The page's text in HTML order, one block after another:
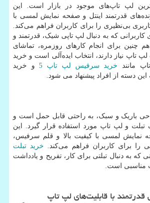
لپ تاپ‌های موجود در بازار است. این
قدرتمند اینتل و صفحه نمایش لمسی با
بی‌نظیری را برای کاربران فراهم می‌کند.
که به دنبال لپ تاپی شیک، قدرتمند و
چنین برای انجام کارهای روزمره، تماشای
تاپ نیاز دارند، انتخاب ایده‌آلی است و خرید
مانند خرید سرفیس لپ تاپ 5
و خرید
باریک و سبک، به راحتی قابل حمل است و
تبلت و لپ تاپ مورد استفاده قرار گیرد. این
نمایش لمسی با کیفیت بالا و قلم سرفیس،
را برای کاربران فراهم می‌کند. خرید تبلت
که به دنبال تبلتی برای کار، تفریح و یادداشت
مناسبی است.
با قابلیت‌های لپ تاپ